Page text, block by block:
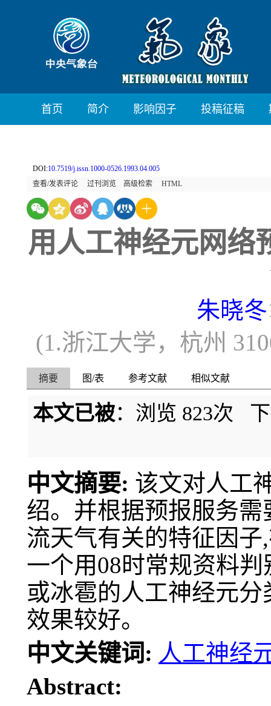
首页 简介 影响因子 投稿征稿
DOI:10.7519/j.issn.1000-0526.1993.04.005
查看/发表评论
过刊浏览 高级检索 HTML
用人工神经元网络
朱晓冬
(1.浙江大学，杭州
摘要 图/表 参考文献 相似文献
本文已被：浏览 823次
中文摘要: 该文对人工
绍。并根据预报服务
流天气有关的特征因
一个用08时常规资料
或冰雹的人工神经元
效果较好。
中文关键词: 人工神经
Abstract: